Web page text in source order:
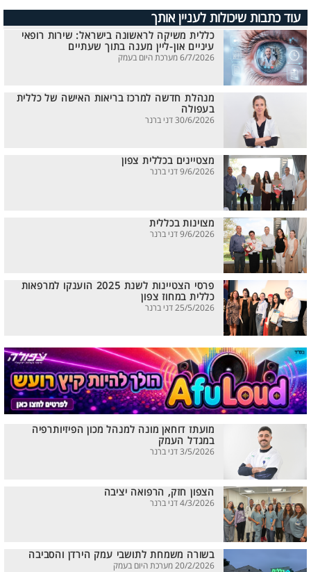
עוד כתבות שיכולות לעניין אותך
כללית משיקה לראשונה בישראל: שירות רופאי
עיניים און-ליין מענה בתוך שעתיים
6/7/2026 מערכת היום בעמק
מנהלת חדשה למרכז בריאות האישה של כללית
בעפולה
30/6/2026 דני ברנר
מצטיינים בכללית צפון
9/6/2026 דני ברנר
מצוינות בכללית
9/6/2026 דני ברנר
פרסי הצטיינות לשנת 2025 הוענקו למרפאות
כללית במחוז צפון
25/5/2026 דני ברנר
מועתז דוחאן מונה למנהל מכון הפיזיותרפיה
במגדל העמק
3/5/2026 דני ברנר
הצפון חזק, הרפואה יציבה
4/3/2026 דני ברנר
בשורה משמחת לתושבי עמק הירדן והסביבה
20/2/2026 מערכת היום בעמק